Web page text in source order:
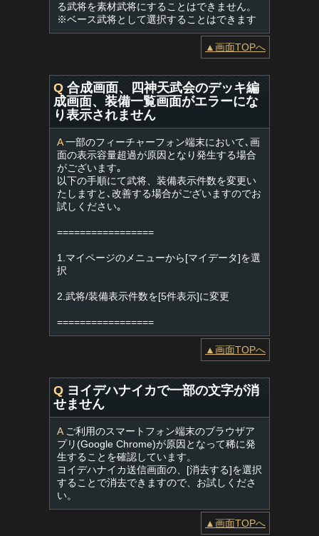
る武将を素材武将にすることはできません。
※ベース武将として選択することはできます
▲画面TOPへ
Q 合成画面、四神天武会のデッキ編
成画面、装備一覧画面がエラーにな
り表示されません
A一部のフィーチャーフォン端末において､画
面の表示容量超過が原因となり発生する場合
がございます｡
以下の手順にて武将、装備表示件数を変更い
たしますと､改善する場合がございますのでお
試しください｡
=================
1.マイページのメニューから[マイデータ]を選
択
2.武将/装備表示件数を[5件表示]に変更
=================
▲画面TOPへ
Q ヨイデハナイカで一部の文字が消
せません
Aご利用のスマートフォン端末のブラウザア
プリ(Google Chrome)が原因となって稀に発
生することを確認しています。
ヨイデハナイカ送信画面の、[消去する]を選択
することで消去できますので、お試しくださ
い。
▲画面TOPへ